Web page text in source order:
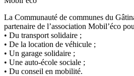
La Communauté de communes du
partenaire de l’association Mobil’éco
• Du transport solidaire ;
• De la location de véhicule ;
• Un garage solidaire ;
• Une auto-école sociale ;
• Du conseil en mobilité.